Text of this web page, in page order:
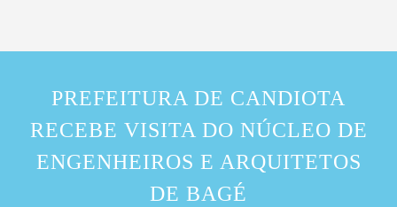
PREFEITURA DE CANDIOTA
RECEBE VISITA DO NÚCLEO DE
ENGENHEIROS E ARQUITETOS
DE BAGÉ